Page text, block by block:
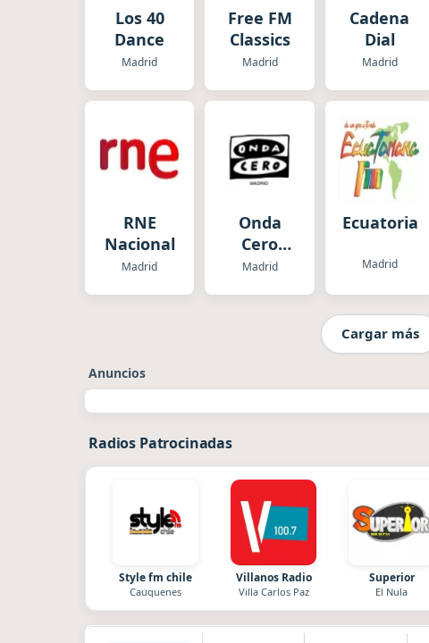
Los 40
Dance
Madrid
Free FM
Classics
Madrid
Cadena
Dial
Madrid
RNE
Nacional
Madrid
Onda
Cero
Madrid
Madrid
Ecuatoriana
Madrid
Cargar más
Anuncios
Radios Patrocinadas
Style fm chile
Cauquenes
Villanos Radio
Villa Carlos Paz
Superior
El Nula